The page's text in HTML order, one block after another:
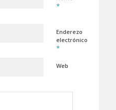
*
Enderezo
electrónico
*
Web